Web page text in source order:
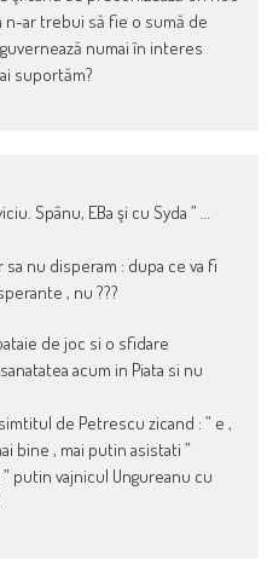
n-ar trebui să fie o sumă de
numai în interes
suportăm?
Spânu, EBa şi cu Syda ” …
sa nu disperam : dupa ce va fi
, nu ???
de joc si o sfidare
acum in Piata si nu
de Petrescu zicand : ” e ,
bine , mai putin asistati ”
putin vajnicul Ungureanu cu